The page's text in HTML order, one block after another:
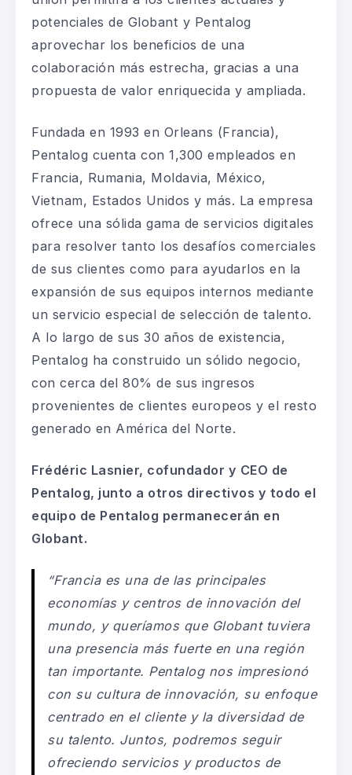
potenciales de Globant y Pentalog
aprovechar los beneficios de una
colaboración más estrecha, gracias a una
propuesta de valor enriquecida y ampliada.
Fundada en 1993 en Orleans (Francia),
Pentalog cuenta con 1,300 empleados en
Francia, Rumania, Moldavia, México,
Vietnam, Estados Unidos y más. La empresa
ofrece una sólida gama de servicios digitales
para resolver tanto los desafíos comerciales
de sus clientes como para ayudarlos en la
expansión de sus equipos internos mediante
un servicio especial de selección de talento.
A lo largo de sus 30 años de existencia,
Pentalog ha construido un sólido negocio,
con cerca del 80% de sus ingresos
provenientes de clientes europeos y el resto
generado en América del Norte.
Frédéric Lasnier, cofundador y CEO de
Pentalog, junto a otros directivos y todo el
equipo de Pentalog permanecerán en
Globant.
“Francia es una de las principales
economías y centros de innovación del
mundo, y queríamos que Globant tuviera
una presencia más fuerte en una región
tan importante. Pentalog nos impresionó
con su cultura de innovación, su enfoque
centrado en el cliente y la diversidad de
su talento. Juntos, podremos seguir
ofreciendo servicios y productos de